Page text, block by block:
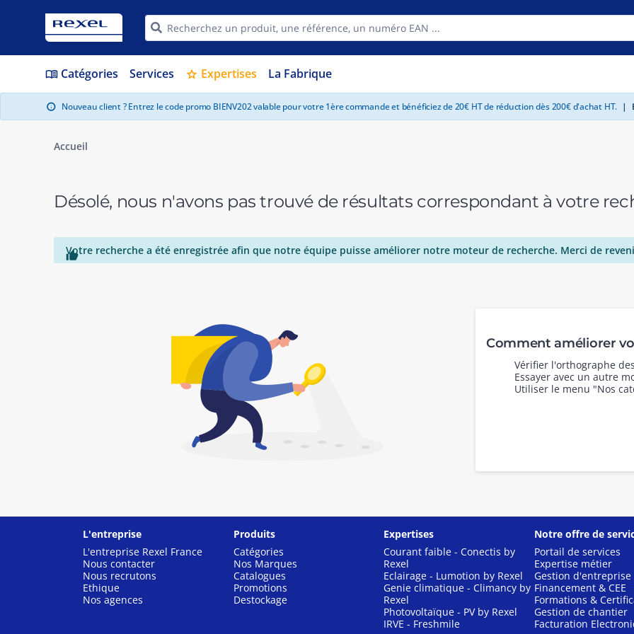
menu_book Catégories Services star Expertises La Fabrique
info Nouveau client ? Entrez le code promo BIENV202 valable pour votre 1ère commande et bénéficiez de 20€ HT de réduction dès 200€ d'achat HT. |
Accueil
Désolé, nous n'avons pas trouvé de résultats correspondant à votre

Votre recherche a été enregistrée afin que notre équipe puisse améliorer notre moteur de recherche. Merci de
Comment améliorer
Vérifier l'orthographe
Essayer avec un autre
Utiliser le menu "Nos
L'entreprise
L'entreprise Rexel France
Nous contacter
Nous recrutons
Ethique
Nos agences
Produits
Catégories
Nos Marques
Catalogues
Promotions
Destockage
Expertises
Courant faible - Conectis by
Rexel
Eclairage - Lumotion by Rexel
Genie climatique - Climancy by
Rexel
Photovoltaïque - PV by Rexel
IRVE - Freshmile
Notre offre de
Portail de services
Expertise métier
Gestion d'entreprise
Financement & CEE
Formations &
Gestion de chantier
Facturation